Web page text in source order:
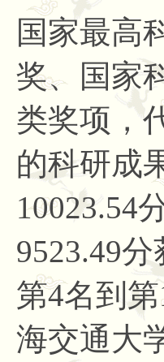
国家最高
奖、国家
类奖项，
的科研成
10023.54
9523.49
第4名到
海交通大